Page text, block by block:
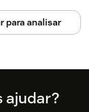
para analisar
ajudar?